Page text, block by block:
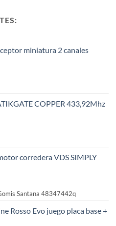
miniatura 2 canales
COPPER 433,92Mhz
corredera VDS SIMPLY
Santana 48347442q
Rosso Evo juego placa base +